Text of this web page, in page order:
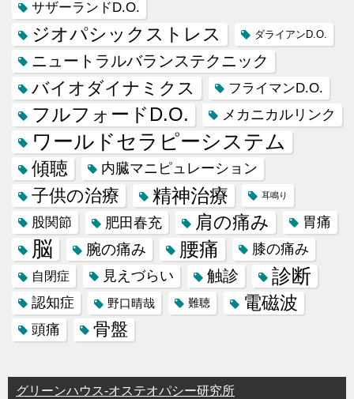
サザーランドD.O.
ジオパシックストレス ダライアンD.O.
ニュートラルバランステクニック
バイオダイナミクス フライマンD.O.
フルフォードD.O. メカニカルリンク
ワールドセラピーシステム
傾聴 内臓マニピュレーション
子供の治療 精神治療 耳鳴り
股関節 肥田春充 肩の痛み 胃痛
脳 腕の痛み 腰痛 膝の痛み
自閉症 見えづらい 触診 診断
認知症 野口晴哉 難聴 電磁波
頭痛 骨盤
グリーンハウス-オステオパシー研究所